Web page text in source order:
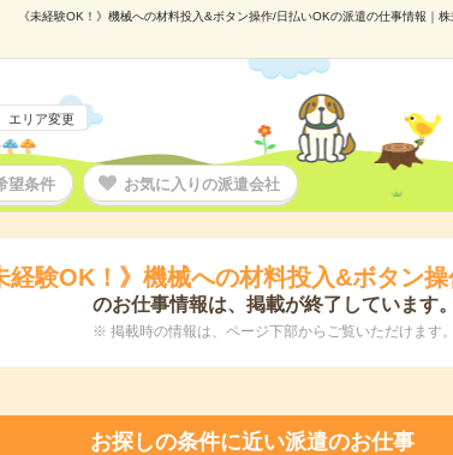
《未経験OK！》機械への材料投入&ボタン操作/日払いOKの派遣の仕事情報
エリア変更
望条件 お気に入りの派遣会社
経験OK！》機械への材料投入&ボタン
のお仕事情報は、掲載が終了しています。
※ 掲載時の情報は、ページ下部からご覧いただけます。
お探しの条件に近い派遣のお仕事